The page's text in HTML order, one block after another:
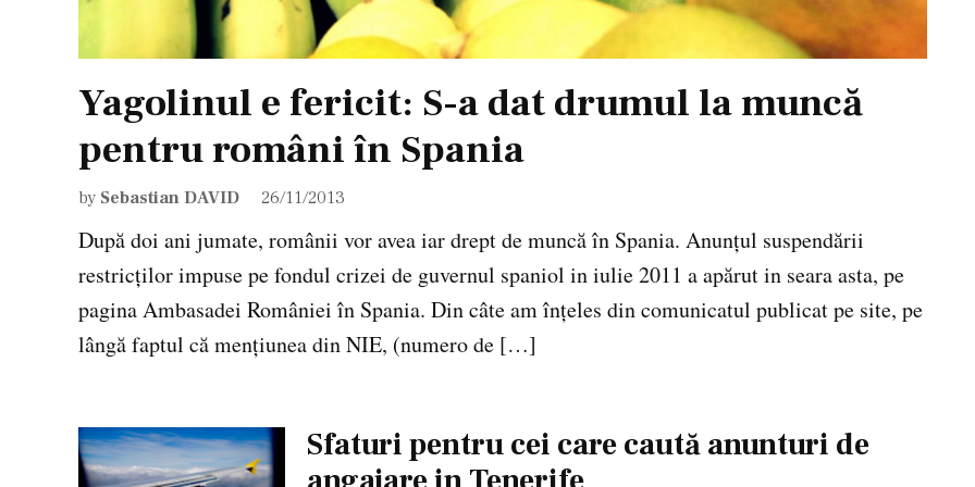
Yagolinul e fericit: S-a dat drumul la muncă
pentru români în Spania
by Sebastian DAVID 26/11/2013
După doi ani jumate, românii vor avea iar drept de muncă în Spania. Anunţul suspendării
restricţilor impuse pe fondul crizei de guvernul spaniol in iulie 2011 a apărut in seara asta, pe
pagina Ambasadei României în Spania. Din câte am înţeles din comunicatul publicat pe site, pe
lângă faptul că menţiunea din NIE, (numero de […]
Sfaturi pentru cei care caută anunturi de